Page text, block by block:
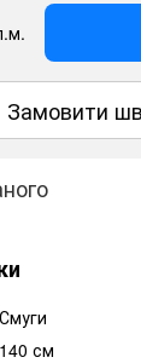
Замовити
Смуги
140 см